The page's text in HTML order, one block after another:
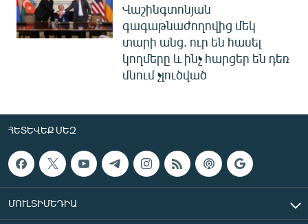
Վաշինգտոնյան
գագաթնաժողովից մեկ
տարի անց. ուր են հասել
կողմերը և ինչ հարցեր են դեռ
մնում չլուծված
ՀԵՏԵՎԵՔ ՄԵԶ
ՄՈՒԼՏԻՄԵԴԻԱ